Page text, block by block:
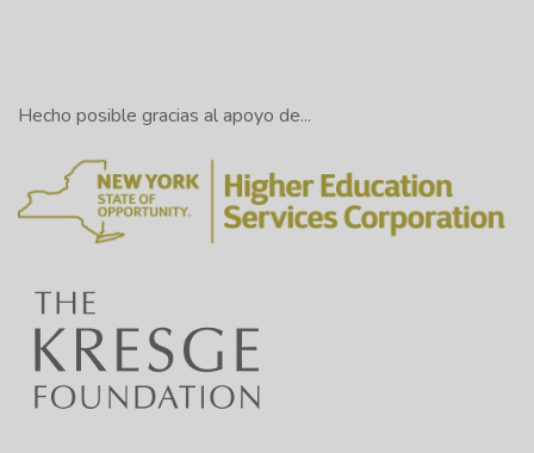
Hecho posible gracias al apoyo de...